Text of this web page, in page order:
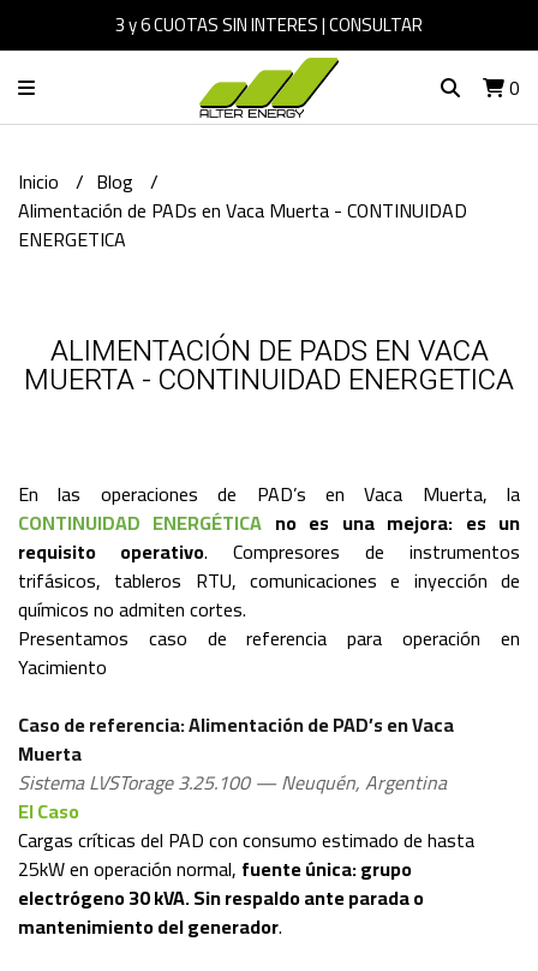
3 y 6 CUOTAS SIN INTERES | CONSULTAR
0
Inicio
Blog
Alimentación de PADs en Vaca Muerta - CONTINUIDAD
ENERGETICA
ALIMENTACIÓN DE PADS EN VACA
MUERTA - CONTINUIDAD ENERGETICA
En las operaciones de PAD’s en Vaca Muerta, la
CONTINUIDAD ENERGÉTICA no es una mejora: es un
requisito operativo. Compresores de instrumentos
trifásicos, tableros RTU, comunicaciones e inyección de
químicos no admiten cortes.
Presentamos caso de referencia para operación en
Yacimiento
Caso de referencia: Alimentación de PAD’s en Vaca
Muerta
Sistema LVSTorage 3.25.100 — Neuquén, Argentina
El Caso
Cargas críticas del PAD con consumo estimado de hasta
25kW en operación normal, fuente única: grupo
electrógeno 30 kVA. Sin respaldo ante parada o
mantenimiento del generador.